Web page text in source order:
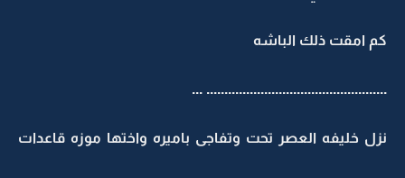
كم امقت ذلك الباشه
.................................................. ...
نزل خليفه العصر تحت وتفاجى باميره واختها موزه قاعدات